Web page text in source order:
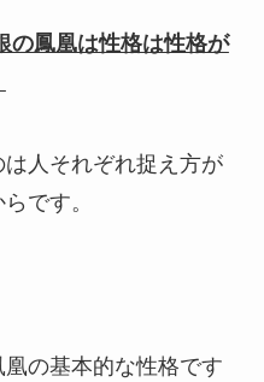
の鳳凰は性格は性格が
人それぞれ捉え方が
です。
の基本的な性格です